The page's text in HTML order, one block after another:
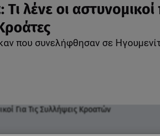
λένε οι
που συνελήφθησαν σε